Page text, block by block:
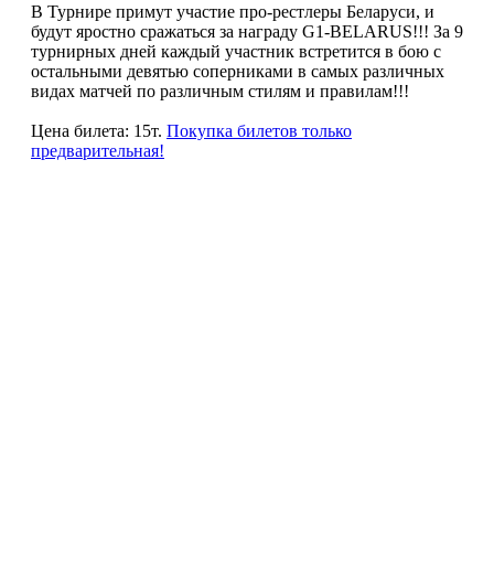
В Турнире примут участие про-рестлеры Беларуси, и
будут яростно сражаться за награду G1-BELARUS!!! За 9
турнирных дней каждый участник встретится в бою с
остальными девятью соперниками в самых различных
видах матчей по различным стилям и правилам!!!
Цена билета: 15т. Покупка билетов только
предварительная!